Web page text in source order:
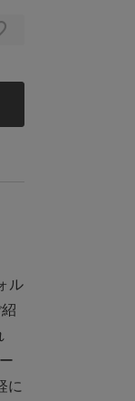
ル
に